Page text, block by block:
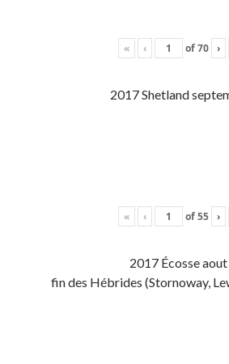
« ‹ of70 ›
2017 Shetland
« ‹ of55 ›
2017 Écosse aout
fin des Hébrides (Stornoway,